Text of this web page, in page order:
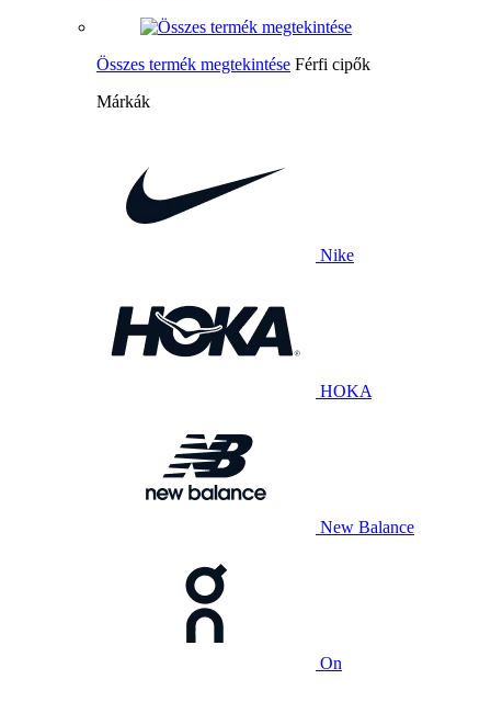
Összes termék megtekintése Férfi cipők
Márkák
Nike
HOKA
New Balance
On